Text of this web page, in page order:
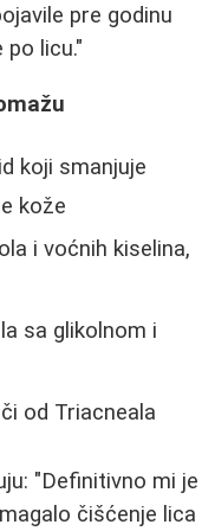
pre godinu
licu."
koji smanjuje
kože
i voćnih kiselina,
sa glikolnom i
od Triacneala
"Definitivno mi je
čišćenje lica